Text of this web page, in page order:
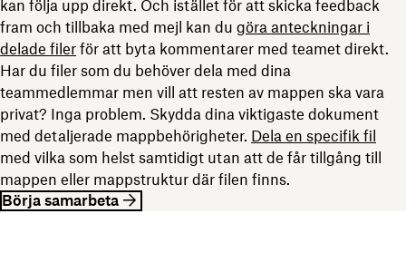
kan följa upp direkt. Och istället för att skicka feedback
fram och tillbaka med mejl kan du göra anteckningar i
delade filer för att byta kommentarer med teamet direkt.
Har du filer som du behöver dela med dina
teammedlemmar men vill att resten av mappen ska vara
privat? Inga problem. Skydda dina viktigaste dokument
med detaljerade mappbehörigheter. Dela en specifik fil
med vilka som helst samtidigt utan att de får tillgång till
mappen eller mappstruktur där filen finns.
Börja samarbeta